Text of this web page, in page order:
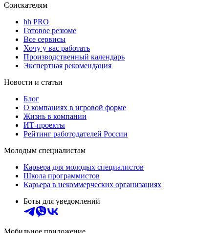
Соискателям
hh PRO
Готовое резюме
Все сервисы
Хочу у вас работать
Производственный календарь
Экспертная рекомендация
Новости и статьи
Блог
О компаниях в игровой форме
Жизнь в компании
ИТ-проекты
Рейтинг работодателей России
Молодым специалистам
Карьера для молодых специалистов
Школа программистов
Карьера в некоммерческих организациях
Боты для уведомлений
Мобильное приложение